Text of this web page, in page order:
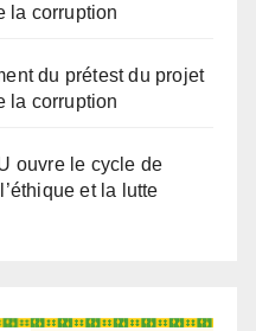
la corruption
du prétest du projet
la corruption
ouvre le cycle de
et la lutte